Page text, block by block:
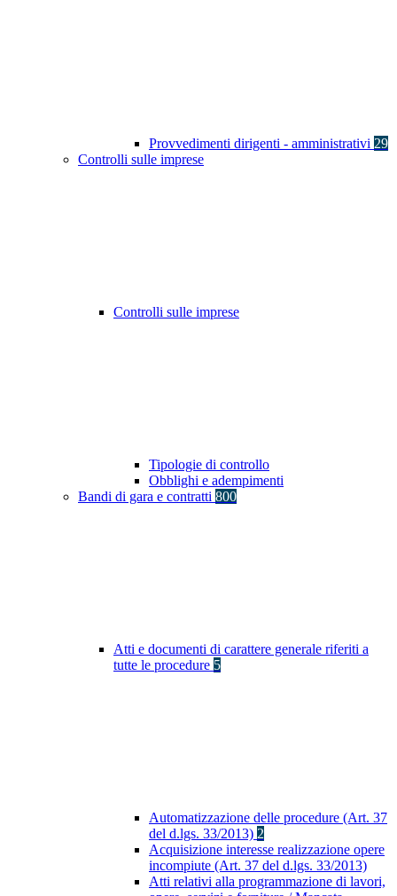
Provvedimenti dirigenti - amministrativi 29
Controlli sulle imprese
Controlli sulle imprese
Tipologie di controllo
Obblighi e adempimenti
Bandi di gara e contratti 800
Atti e documenti di carattere generale riferiti a
tutte le procedure 5
Automatizzazione delle procedure (Art. 37
del d.lgs. 33/2013) 2
Acquisizione interesse realizzazione opere
incompiute (Art. 37 del d.lgs. 33/2013)
Atti relativi alla programmazione di lavori,